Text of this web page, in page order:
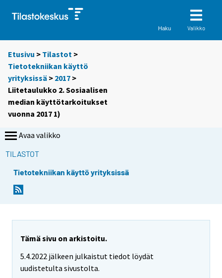
Haku Valikko
Etusivu > Tilastot >
Tietotekniikan käyttö
yrityksissä > 2017 >
Liitetaulukko 2. Sosiaalisen
median käyttötarkoitukset
vuonna 2017 1)
Avaa valikko
TILASTOT
Tietotekniikan käyttö yrityksissä
Tämä sivu on arkistoitu.
5.4.2022 jälkeen julkaistut tiedot löydät
uudistetulta sivustolta.